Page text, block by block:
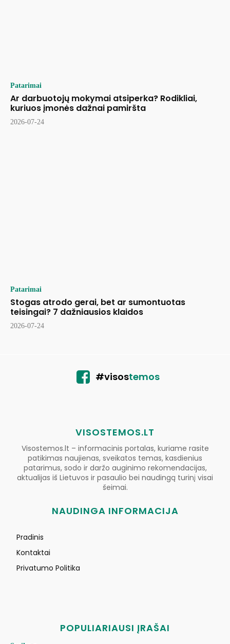
Patarimai
Ar darbuotojų mokymai atsiperka? Rodikliai,
kuriuos įmonės dažnai pamiršta
2026-07-24
Patarimai
Stogas atrodo gerai, bet ar sumontuotas
teisingai? 7 dažniausios klaidos
2026-07-24
#visostemos
VISOSTEMOS.LT
Visostemos.lt – informacinis portalas, kuriame rasite
patikimas naujienas, sveikatos temas, kasdienius
patarimus, sodo ir daržo auginimo rekomendacijas,
aktualijas iš Lietuvos ir pasaulio bei naudingą turinį visai
šeimai.
NAUDINGA INFORMACIJA
Pradinis
Kontaktai
Privatumo Politika
POPULIARIAUSI ĮRAŠAI